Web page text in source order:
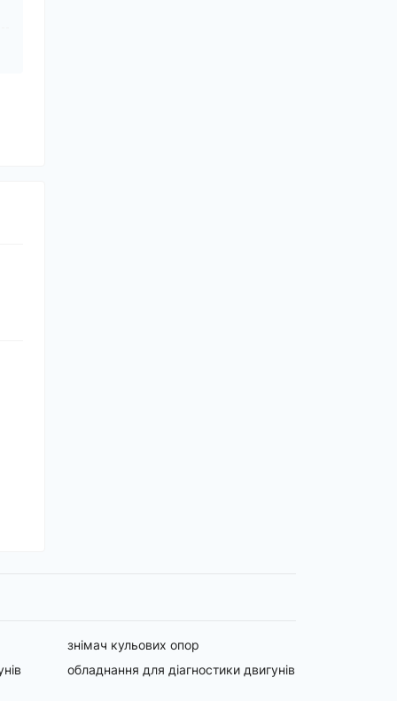
знімач кульових опор
обладнання для діагностики двигунів